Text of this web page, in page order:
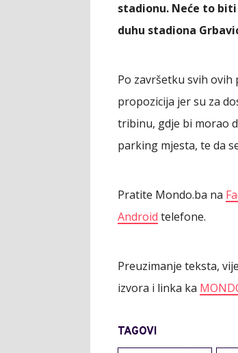
stadionu. Neće to
duhu stadiona
Po završetku svih ovih
propozicija jer su za
tribinu, gdje bi morao
parking mjesta, te da
Pratite Mondo.ba na
Android telefone.
Preuzimanje teksta,
izvora i linka ka
TAGOVI